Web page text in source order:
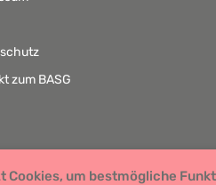
zum BASG
© 2026 Team Santé Salvator
Cookies, um bestmögliche